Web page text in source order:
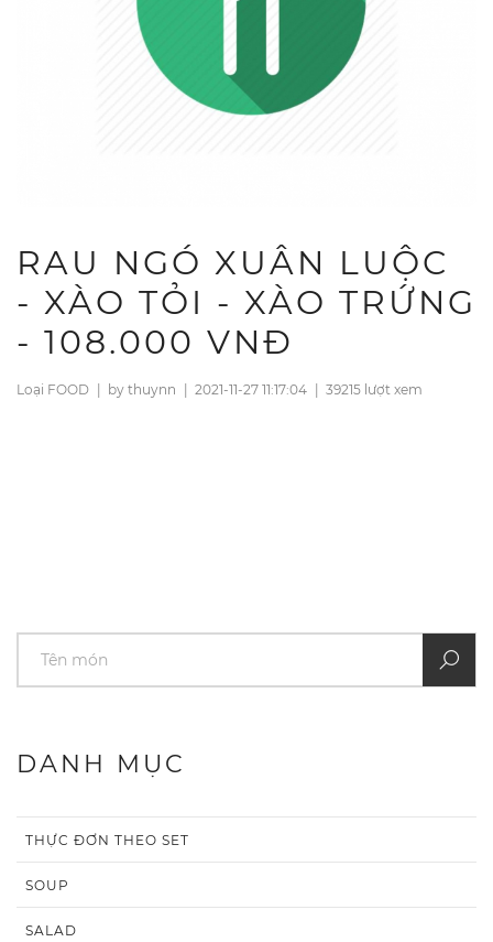
RAU NGÓ XUÂN LUỘC
- XÀO TỎI - XÀO TRỨNG
- 108.000 VNĐ
Loại FOOD | by thuynn | 2021-11-27 11:17:04 | 39215 lượt xem
DANH MỤC
THỰC ĐƠN THEO SET
SOUP
SALAD